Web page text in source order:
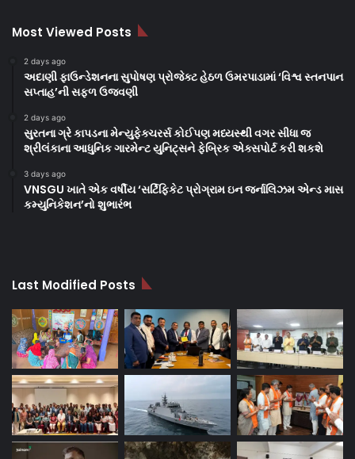
Most Viewed Posts
2 days ago
અદાણી ફાઉન્ડેશનના સુપોષણ પ્રોજેક્ટ હેઠળ ઉમરપાડામાં ‘વિશ્વ સ્તનપાન
સપ્તાહ’ની સફળ ઉજવણી
2 days ago
સુરતના ગ્રે કાપડના મેન્યુફેક્ચરર્સ કોઈપણ મધ્યસ્થી વગર સીધા જ
શ્રીલંકાના આધુનિક ગારમેન્ટ યુનિટ્સને ફેબ્રિક એક્સપોર્ટ કરી શકશે
3 days ago
VNSGU ખાતે એક વર્ષીય ‘સર્ટિફિકેટ પ્રોગ્રામ ઇન જર્નાલિઝમ એન્ડ માસ
કમ્યુનિકેશન’નો શુભારંભ
Last Modified Posts